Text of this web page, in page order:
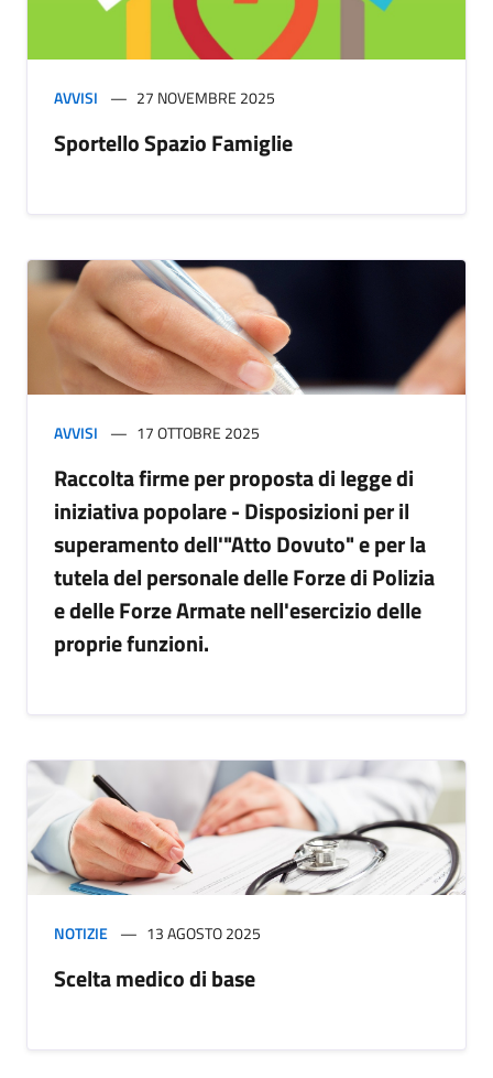
AVVISI 27 NOVEMBRE 2025
Sportello Spazio Famiglie
AVVISI 17 OTTOBRE 2025
Raccolta firme per proposta di legge di
iniziativa popolare - Disposizioni per il
superamento dell'"Atto Dovuto" e per la
tutela del personale delle Forze di Polizia
e delle Forze Armate nell'esercizio delle
proprie funzioni.
NOTIZIE 13 AGOSTO 2025
Scelta medico di base